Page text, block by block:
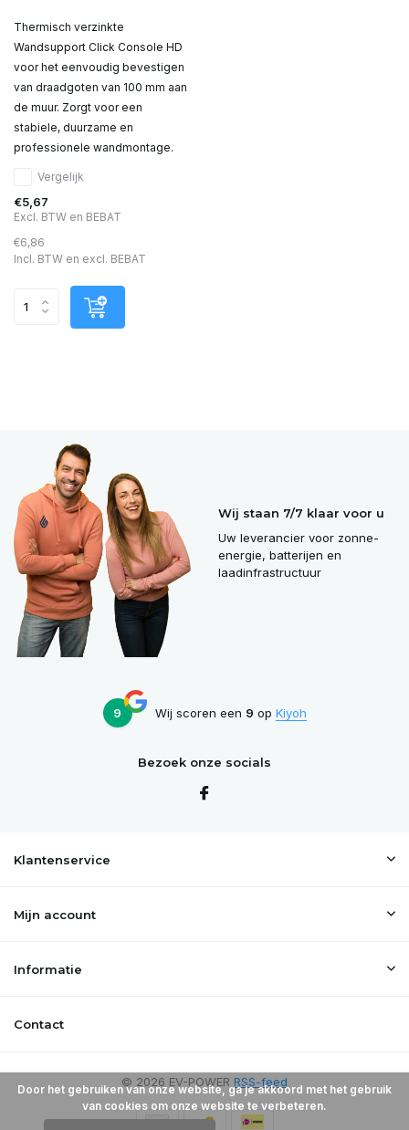
Thermisch verzinkte
Wandsupport Click Console HD
voor het eenvoudig bevestigen
van draadgoten van 100 mm aan
de muur. Zorgt voor een
stabiele, duurzame en
professionele wandmontage.
Vergelijk
€5,67
Excl. BTW en BEBAT
€6,86
Incl. BTW en excl. BEBAT
Wij staan 7/7 klaar voor u
Uw leverancier voor zonne-
energie, batterijen en
laadinfrastructuur
9 Wij scoren een 9 op Kiyoh
Bezoek onze socials
Klantenservice
Mijn account
Informatie
Contact
© 2026 EV-POWER RSS-feed
Door het gebruiken van onze website, ga je akkoord met het gebruik
van cookies om onze website te verbeteren.